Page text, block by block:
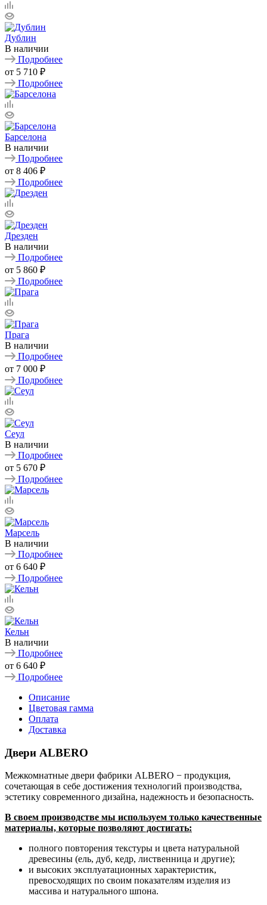
Дублин
В наличии
Подробнее
от 5 710 ₽
Подробнее
Барселона
В наличии
Подробнее
от 8 406 ₽
Подробнее
Дрезден
В наличии
Подробнее
от 5 860 ₽
Подробнее
Прага
В наличии
Подробнее
от 7 000 ₽
Подробнее
Сеул
В наличии
Подробнее
от 5 670 ₽
Подробнее
Марсель
В наличии
Подробнее
от 6 640 ₽
Подробнее
Кельн
В наличии
Подробнее
от 6 640 ₽
Подробнее
Описание
Цветовая гамма
Оплата
Доставка
Двери ALBERO
Межкомнатные двери фабрики ALBERO − продукция,
сочетающая в себе достижения технологий производства,
эстетику современного дизайна, надежность и безопасность.
В своем производстве мы используем только качественные
материалы, которые позволяют достигать:
полного повторения текстуры и цвета натуральной
древесины (ель, дуб, кедр, лиственница и другие);
и высоких эксплуатационных характеристик,
превосходящих по своим показателям изделия из
массива и натурального шпона.